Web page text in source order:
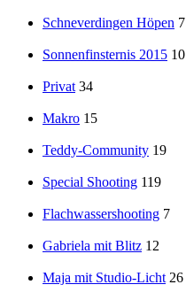
Schneverdingen Höpen 7
Sonnenfinsternis 2015 10
Privat 34
Makro 15
Teddy-Community 19
Special Shooting 119
Flachwassershooting 7
Gabriela mit Blitz 12
Maja mit Studio-Licht 26